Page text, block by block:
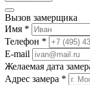
Вызов замерщика
Имя *
Телефон *
E-mail
Желаемая дата
Адрес замера *